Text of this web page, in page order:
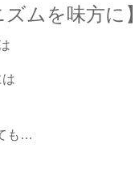
ムを味方に】
も…